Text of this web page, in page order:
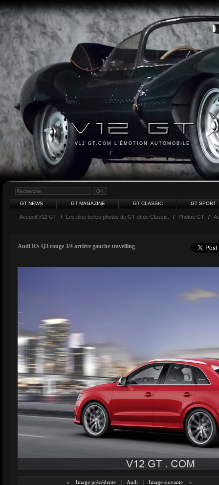
V12 GT.COM L'ÉMOTION AUTOMOBILE
GT NEWS GT MAGAZINE GT CLASSIC GT SPORT
Accueil V12 GT / Les plus belles photos de GT et de Classic. / Photos GT /
Audi RS Q3 rouge 3/4 arrière gauche travelling
« Image précédente | Audi | Image suivante »